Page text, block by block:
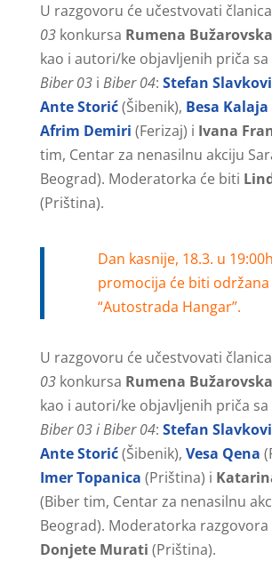
U razgovoru će učestvovati
03konkursa Rumena Bužarovska
kao i autori/ke objavljenih priča
Biber 03i Biber 04: Stefan
Ante Storić(Šibenik), Besa Kalaja
Afrim Demiri (Ferizaj) i Ivana
tim, Centar za nenasilnu akciju
Beograd). Moderatorka će biti
(Priština).
Dan kasnije, 18.3. u
promocija će biti
“Autostrada Hangar”.
U razgovoru će učestvovati
03konkursa Rumena Bužarovska
kao i autori/ke objavljenih priča
Biber 03 i Biber 04: Stefan
Ante Storić(Šibenik), Vesa Qena
Imer Topanica (Priština) i
(Biber tim, Centar za nenasilnu
Beograd). Moderatorka razgovora
Donjete Murati (Priština).